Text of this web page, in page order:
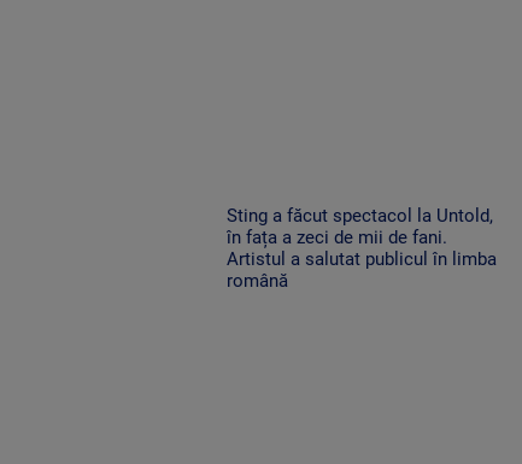
Sting a făcut spectacol la Untold,
în fața a zeci de mii de fani.
Artistul a salutat publicul în limba
română